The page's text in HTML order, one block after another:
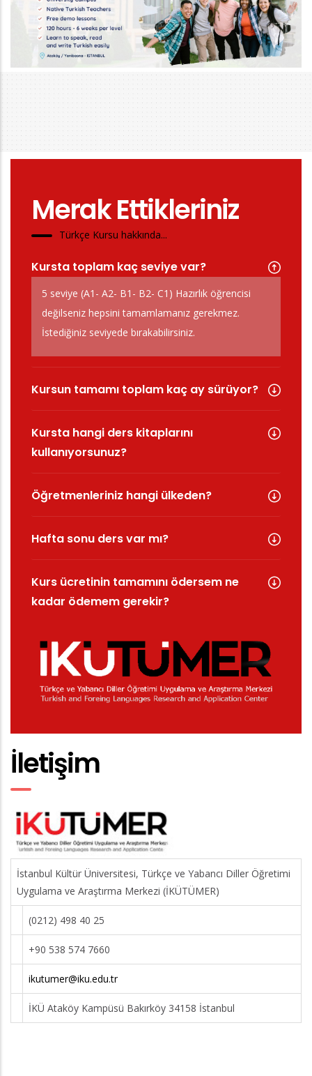
Merak Ettikleriniz
Türkçe Kursu hakkında...
Kursta toplam kaç seviye var?
5 seviye (A1- A2- B1- B2- C1) Hazırlık öğrencisi
değilseniz hepsini tamamlamanız gerekmez.
İstediğiniz seviyede bırakabilirsiniz.
Kursun tamamı toplam kaç ay sürüyor?
Kursta hangi ders kitaplarını
kullanıyorsunuz?
Öğretmenleriniz hangi ülkeden?
Hafta sonu ders var mı?
Kurs ücretinin tamamını ödersem ne
kadar ödemem gerekir?
İletişim
İstanbul Kültür Üniversitesi, Türkçe ve Yabancı Diller Öğretimi
Uygulama ve Araştırma Merkezi (İKÜTÜMER)
(0212) 498 40 25
+90 538 574 7660
ikutumer@iku.edu.tr
İKÜ Ataköy Kampüsü Bakırköy 34158 İstanbul